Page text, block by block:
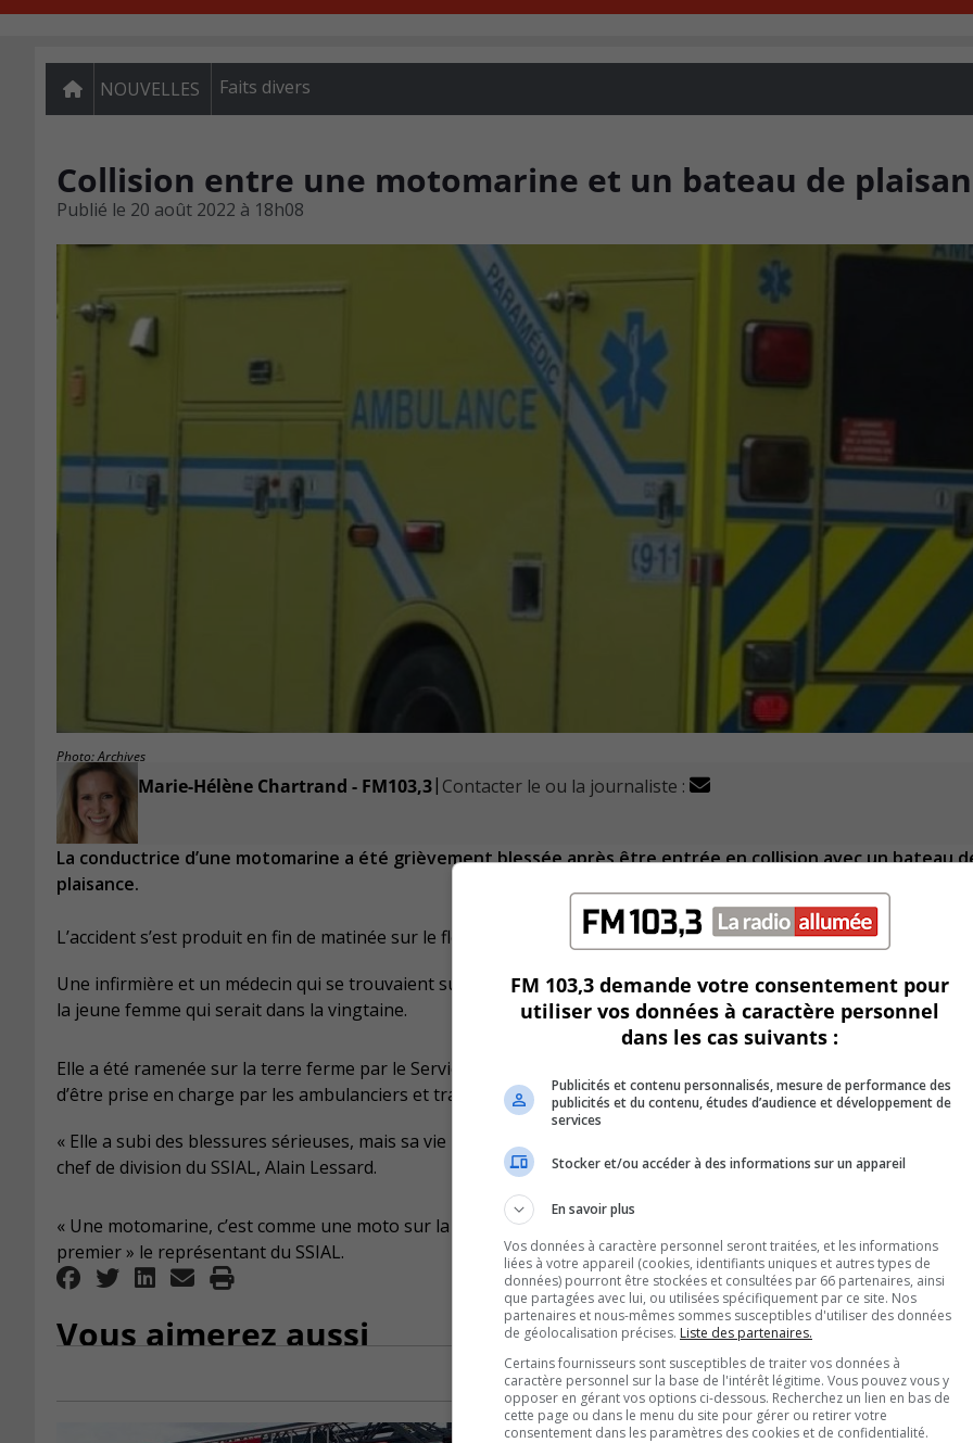
NOUVELLES Faits divers
Collision entre une motomarine et un bateau de
Publié le 20 août 2022 à 18h08
Photo: Archives
Marie-Hélène Chartrand - FM103,3| Contacter le ou la journaliste :
La conductrice d’une motomarine a été grièvement blessée après être entrée en collision avec un bateau
plaisance.
L’accident s’est produit en fin de matinée sur le fleuve Saint-Laurent entre Varennes et Boucherville.
Une infirmière et un médecin qui se trouvaient sur un bateau à proximité de l’accident ont donné les premiers
la jeune femme qui serait dans la vingtaine.
Elle a été ramenée sur la terre ferme par le Service de sécurité incendie de l’agglomération de Longueuil (SSIAL)
d’être prise en charge par les ambulanciers et transportée dans un centre hospitalier.
« Elle a subi des blessures sérieuses, mais sa vie ne serait pas en danger selon les informations qu’on a » a
chef de division du SSIAL, Alain Lessard.
« Une motomarine, c’est comme une moto sur la route : tu n’as pas de protection, tu arrives toujours deuxième,
premier » le représentant du SSIAL.
Vous aimerez aussi
FM 103,3 demande votre consentement pour
utiliser vos données à caractère personnel
dans les cas suivants :
Publicités et contenu personnalisés, mesure de performance des
publicités et du contenu, études d’audience et développement de
services
Stocker et/ou accéder à des informations sur un appareil
En savoir plus
Vos données à caractère personnel seront traitées, et les informations
liées à votre appareil (cookies, identifiants uniques et autres types de
données) pourront être stockées et consultées par 66 partenaires, ainsi
que partagées avec lui, ou utilisées spécifiquement par ce site. Nos
partenaires et nous-mêmes sommes susceptibles d'utiliser des données
de géolocalisation précises. Liste des partenaires.
Certains fournisseurs sont susceptibles de traiter vos données à
caractère personnel sur la base de l'intérêt légitime. Vous pouvez vous y
opposer en gérant vos options ci-dessous. Recherchez un lien en bas de
cette page ou dans le menu du site pour gérer ou retirer votre
consentement dans les paramètres des cookies et de confidentialité.